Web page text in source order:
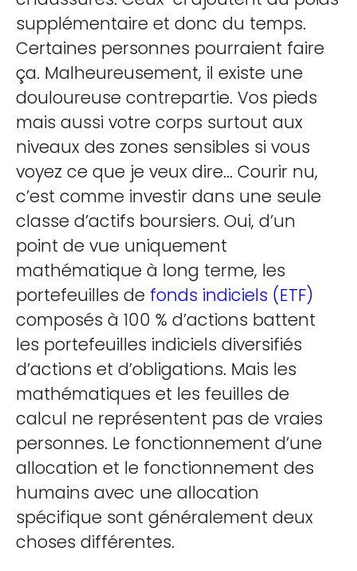
supplémentaire et donc du temps.
Certaines personnes pourraient faire
ça. Malheureusement, il existe une
douloureuse contrepartie. Vos pieds
mais aussi votre corps surtout aux
niveaux des zones sensibles si vous
voyez ce que je veux dire... Courir nu,
c’est comme investir dans une seule
classe d’actifs boursiers. Oui, d’un
point de vue uniquement
mathématique à long terme, les
portefeuilles de fonds indiciels (ETF)
composés à 100 % d’actions battent
les portefeuilles indiciels diversifiés
d’actions et d’obligations. Mais les
mathématiques et les feuilles de
calcul ne représentent pas de vraies
personnes. Le fonctionnement d’une
allocation et le fonctionnement des
humains avec une allocation
spécifique sont généralement deux
choses différentes.